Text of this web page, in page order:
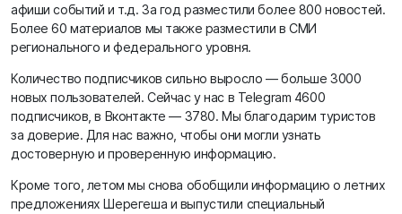
афиши событий и т.д. За год разместили более 800 новостей.
Более 60 материалов мы также разместили в СМИ
регионального и федерального уровня.
Количество подписчиков сильно выросло — больше 3000
новых пользователей. Сейчас у нас в Telegram 4600
подписчиков, в Вконтакте — 3780. Мы благодарим туристов
за доверие. Для нас важно, чтобы они могли узнать
достоверную и проверенную информацию.
Кроме того, летом мы снова обобщили информацию о летних
предложениях Шерегеша и выпустили специальный